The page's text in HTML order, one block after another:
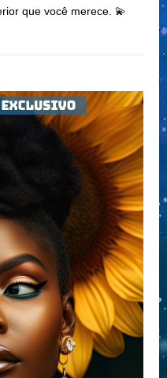
que você merece. 💫